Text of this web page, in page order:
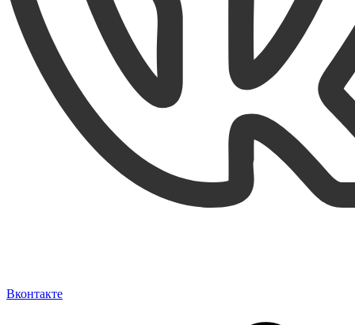
Вконтакте